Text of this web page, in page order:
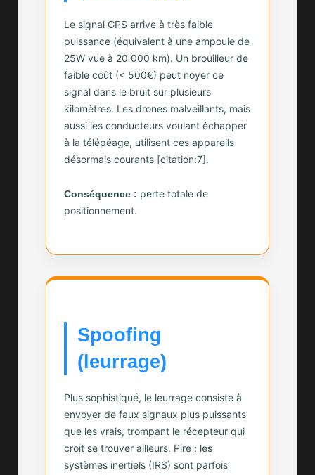
Le signal GPS arrive à très faible
puissance (équivalent à une ampoule de
25W vue à 20 000 km). Un brouilleur de
faible coût (< 500€) peut noyer ce
signal dans le bruit sur plusieurs
kilomètres. Les drones malveillants, mais
aussi les conducteurs voulant échapper
à la télépéage, utilisent ces appareils
désormais courants [citation:7].
Conséquence : perte totale de
positionnement.
Spoofing
(leurrage)
Plus sophistiqué, le leurrage consiste à
envoyer de faux signaux plus puissants
que les vrais, trompant le récepteur qui
croit se trouver ailleurs. Pire : les
systèmes inertiels (IRS) sont parfois